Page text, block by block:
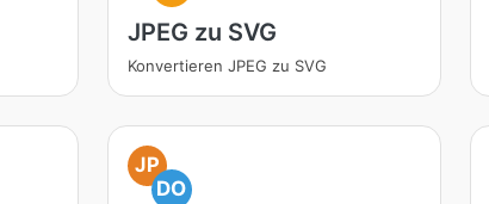
JPEG zu SVG
Konvertieren JPEG zu SVG
JP
DO